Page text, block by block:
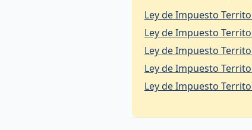
Ley de Impuesto
Ley de Impuesto
Ley de Impuesto
Ley de Impuesto
Ley de Impuesto